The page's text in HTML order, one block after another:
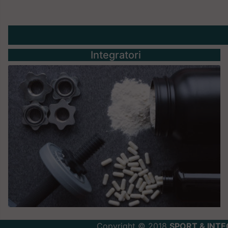
Integratori
Copyright © 2018 SPORT &